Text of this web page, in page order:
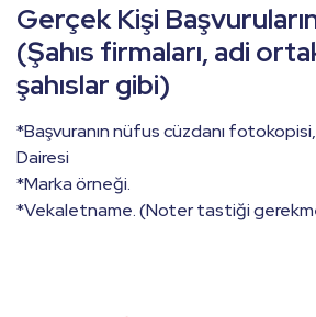
Gerçek Kişi
(Şahıs firmaları, adi
şahıslar gibi)
*Başvuranın nüfus cüzdanı
Dairesi
*Marka örneği.
*Vekaletname. (Noter tastiği